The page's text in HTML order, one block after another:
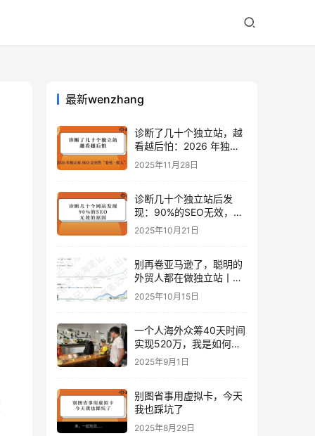
最新wenzhang
诊断了几十个独立站，越
看越后怕：2026 年独立
站 SEO 可能会突然“卷死
一批人”？
2025年11月28日
诊断几十个独立站后发
现：90%的SEO无效，是
因为忽略了这关键一步
2025年10月21日
别再卷亚马逊了，聪明的
外贸人都在做独立站丨出
海笔记
2025年10月15日
一个人海外众筹40天时间
实现520万，我是如何做
到的？丨出海笔记
2025年9月1日
别图省事用虚拟卡，今天
我也踩坑了
2025年8月29日